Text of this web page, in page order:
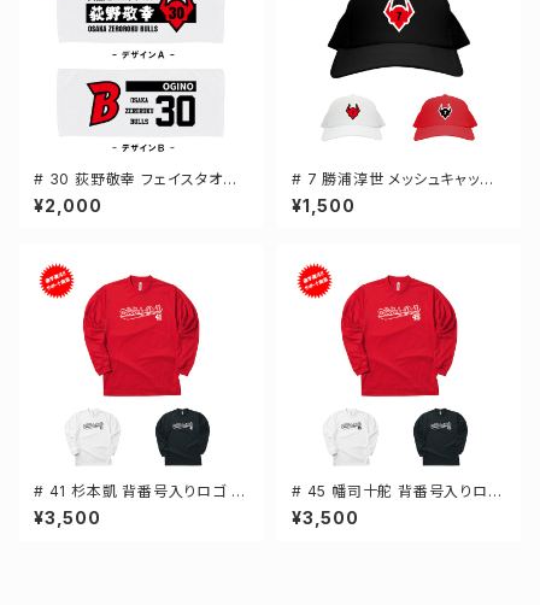
# 30 荻野敬幸 フェイスタオル
選手還元 2デザイン FT0144
¥2,000
# 7 勝浦淳世 メッシュキャップ
選手還元 3カラー 000700
¥1,500
# 41 杉本凱 背番号入りロゴ ド
ライTシャツ 長袖 選手還元 3カ
ラー S-5Lサイズ 000304
¥3,500
# 45 幡司十舵 背番号入りロゴ
ドライTシャツ 長袖 選手還元 3
カラー S-5Lサイズ 000304
¥3,500